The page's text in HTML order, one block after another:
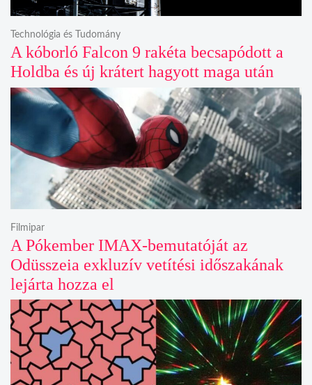
A kóborló Falcon 9 rakéta becsapódott a
Holdba és új krátert hagyott maga után
Technológia és Tudomány
A Pókember IMAX-bemutatóját az
Odüsszeia exkluzív vetítési időszakának
lejárta hozza el
Filmipar